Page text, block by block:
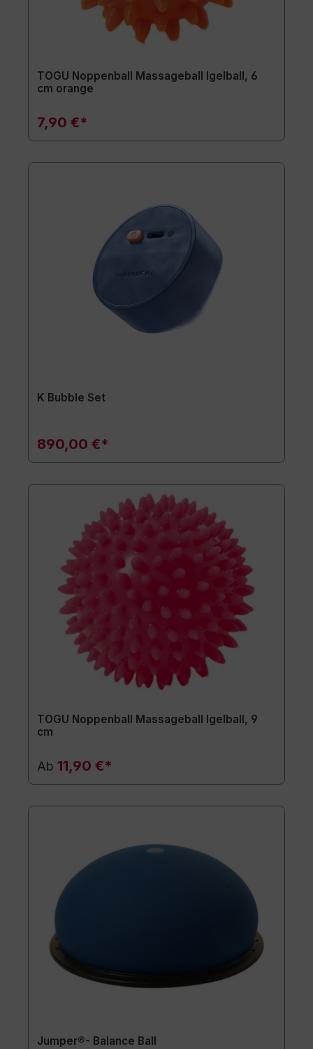
TOGU Noppenball Massageball Igelball, 6
cm orange
7,90 €*
K Bubble Set
890,00 €*
TOGU Noppenball Massageball Igelball, 9
cm
Ab 11,90 €*
Jumper®- Balance Ball